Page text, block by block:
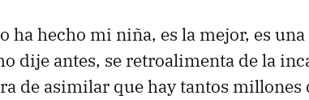
ha hecho mi niña, es la mejor, es
dije antes, se retroalimenta de la
de asimilar que hay tantos millones